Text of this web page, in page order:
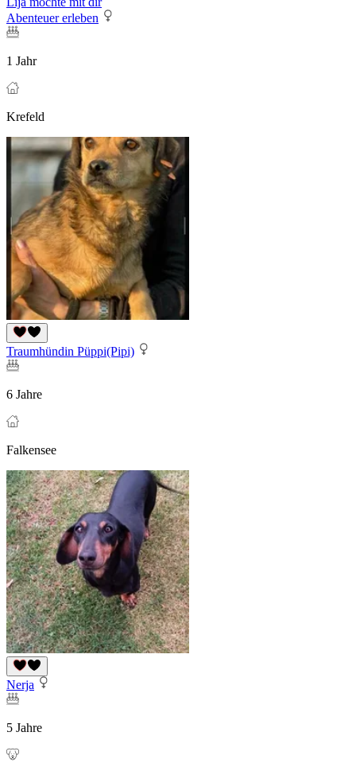
Abenteuer erleben
1 Jahr
Krefeld
Traumhündin Püppi(Pipi)
6 Jahre
Falkensee
Nerja
5 Jahre